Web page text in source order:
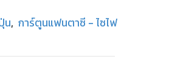
น, การ์ตูนแฟนตาซี - ไซไฟ